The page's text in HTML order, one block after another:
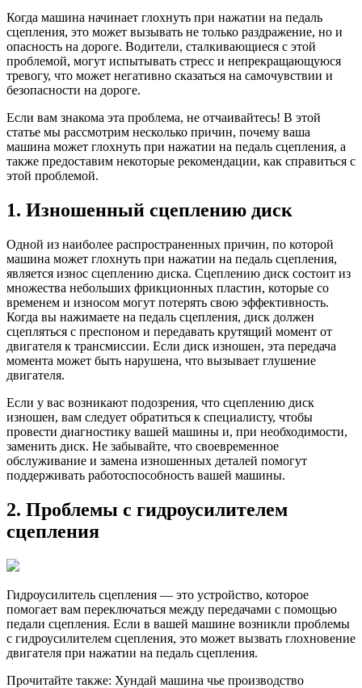
Когда машина начинает глохнуть при нажатии на педаль
сцепления, это может вызывать не только раздражение, но и
опасность на дороге. Водители, сталкивающиеся с этой
проблемой, могут испытывать стресс и непрекращающуюся
тревогу, что может негативно сказаться на самочувствии и
безопасности на дороге.
Если вам знакома эта проблема, не отчаивайтесь! В этой
статье мы рассмотрим несколько причин, почему ваша
машина может глохнуть при нажатии на педаль сцепления, а
также предоставим некоторые рекомендации, как справиться с
этой проблемой.
1. Изношенный сцеплению диск
Одной из наиболее распространенных причин, по которой
машина может глохнуть при нажатии на педаль сцепления,
является износ сцеплению диска. Сцеплению диск состоит из
множества небольших фрикционных пластин, которые со
временем и износом могут потерять свою эффективность.
Когда вы нажимаете на педаль сцепления, диск должен
сцепляться с преспоном и передавать крутящий момент от
двигателя к трансмиссии. Если диск изношен, эта передача
момента может быть нарушена, что вызывает глушение
двигателя.
Если у вас возникают подозрения, что сцеплению диск
изношен, вам следует обратиться к специалисту, чтобы
провести диагностику вашей машины и, при необходимости,
заменить диск. Не забывайте, что своевременное
обслуживание и замена изношенных деталей помогут
поддерживать работоспособность вашей машины.
2. Проблемы с гидроусилителем
сцепления
Гидроусилитель сцепления — это устройство, которое
помогает вам переключаться между передачами с помощью
педали сцепления. Если в вашей машине возникли проблемы
с гидроусилителем сцепления, это может вызвать глохновение
двигателя при нажатии на педаль сцепления.
Прочитайте также: Хундай машина чье производство